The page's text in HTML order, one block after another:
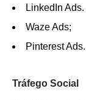
LinkedIn Ads.
Waze Ads;
Pinterest Ads.
Tráfego Social